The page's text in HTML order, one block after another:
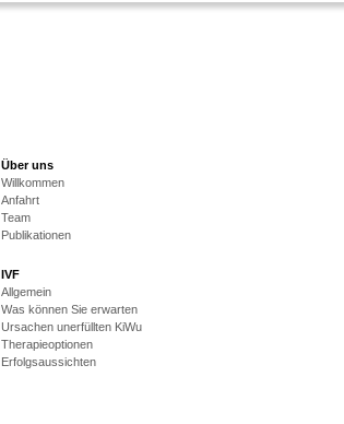
Über uns
Willkommen
Anfahrt
Team
Publikationen
IVF
Allgemein
Was können Sie erwarten
Ursachen unerfüllten KiWu
Therapieoptionen
Erfolgsaussichten